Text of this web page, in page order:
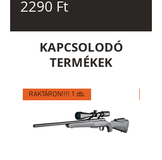
2290 FtÁr
KAPCSOLODÓ
TERMÉKEK
RAKTÁRON!!!! 1 db.